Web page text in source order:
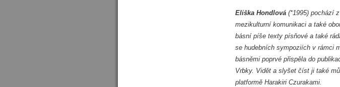
Eliška Hondlová (*1995) pochází
mezikulturní komunikaci a také
básní píše texty písňové a také
se hudebních sympoziích v rámci
básněmi poprvé přispěla do
Vrbky. Vidět a slyšet číst ji také
platformě Harakiri Czurakami.